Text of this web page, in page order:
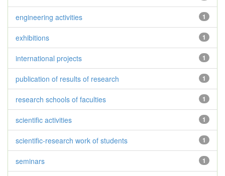
1
engineering activities
1
exhibitions
1
international projects
1
publication of results of research
1
research schools of faculties
1
scientific activities
1
scientific-research work of students
1
seminars